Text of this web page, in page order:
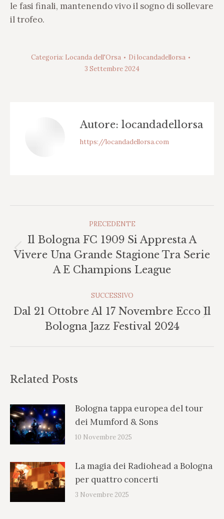
le fasi finali, mantenendo vivo il sogno di sollevare
il trofeo.
Categoria: Locanda dell'Orsa Dilocandadellorsa
3 Settembre 2024
Autore: locandadellorsa
https://locandadellorsa.com
Post
PRECEDENTE
Post
precedente:
Il Bologna FC 1909 Si Appresta A
Vivere Una Grande Stagione Tra Serie
A E Champions League
SUCCESSIVO
Prossimo
post:
Dal 21 Ottobre Al 17 Novembre Ecco Il
Bologna Jazz Festival 2024
Related Posts
Bologna tappa europea del tour
dei Mumford & Sons
10 Novembre 2025
La magia dei Radiohead a Bologna
per quattro concerti
3 Novembre 2025